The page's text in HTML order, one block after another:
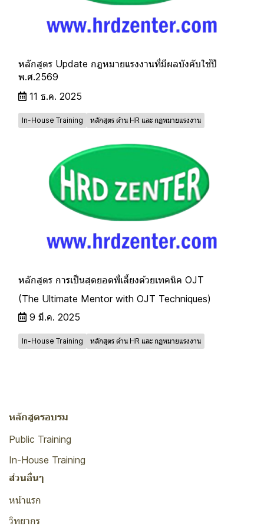
หลักสูตร Update กฎหมายแรงงานที่มีผลบังคับใช้ปี
พ.ศ.2569
11 ธ.ค. 2025
In-House Training หลักสูตร ด้าน HR และ กฏหมายแรงงาน
หลักสูตร การเป็นสุดยอดพี่เลี้ยงด้วยเทคนิค OJT
(The Ultimate Mentor with OJT Techniques)
9 มี.ค. 2025
In-House Training หลักสูตร ด้าน HR และ กฏหมายแรงงาน
หลักสูตรอบรม
Public Training
In-House Training
ส่วนอื่นๆ
หน้าแรก
วิทยากร